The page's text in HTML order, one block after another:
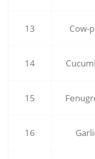
13 Cow-
14
15
16